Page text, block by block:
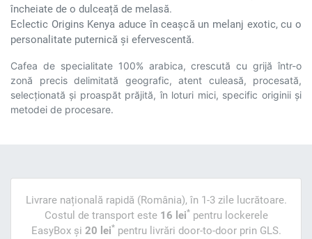
încheiate de o dulceață de melasă.
Eclectic Origins Kenya aduce în ceașcă un melanj exotic, cu o
personalitate puternică și efervescentă.
Cafea de specialitate 100% arabica, crescută cu grijă într-o
zonă precis delimitată geografic, atent culeasă, procesată,
selecționată și proaspăt prăjită, în loturi mici, specific originii și
metodei de procesare.
Livrare națională rapidă (România), în 1-3 zile lucrătoare.
Costul de transport este 16 lei* pentru lockerele
EasyBox și 20 lei* pentru livrări door-to-door prin GLS.